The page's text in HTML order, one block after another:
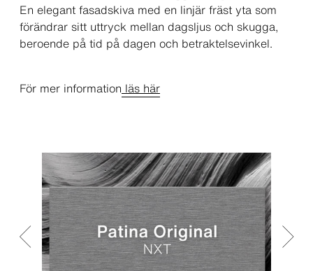
En elegant fasadskiva med en linjär fräst yta som
förändrar sitt uttryck mellan dagsljus och skugga,
beroende på tid på dagen och betraktelsevinkel.
För mer information läs här